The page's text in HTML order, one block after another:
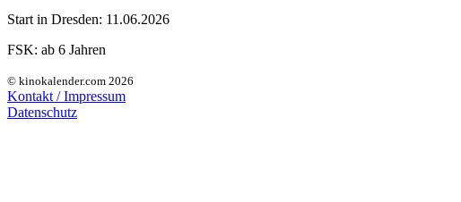
Start in Dresden: 11.06.2026
FSK: ab 6 Jahren
© kinokalender.com 2026
Kontakt / Impressum
Datenschutz